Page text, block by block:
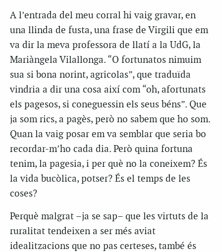
A l’entrada del meu corral hi vaig gravar, en
una llinda de fusta, una frase de Virgili que em
va dir la meva professora de llatí a la UdG, la
Mariàngela Vilallonga. “O fortunatos nimuim
sua si bona norint, agricolas”, que traduïda
vindria a dir una cosa així com “oh, afortunats
els pagesos, si coneguessin els seus béns”. Que
ja som rics, a pagès, però no sabem que ho som.
Quan la vaig posar em va semblar que seria bo
recordar-m’ho cada dia. Però quina fortuna
tenim, la pagesia, i per què no la coneixem? És
la vida bucòlica, potser? És el temps de les
coses?
Perquè malgrat –ja se sap– que les virtuts de la
ruralitat tendeixen a ser més aviat
idealitzacions que no pas certeses, també és